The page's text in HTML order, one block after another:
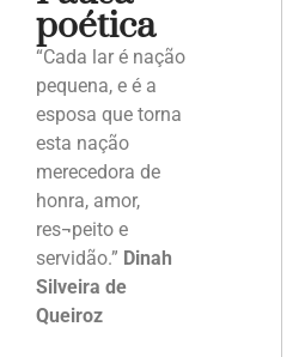
poética
“Cada lar é nação
pequena, e é a
esposa que torna
esta nação
merecedora de
honra, amor,
res¬peito e
servidão.” Dinah
Silveira de
Queiroz